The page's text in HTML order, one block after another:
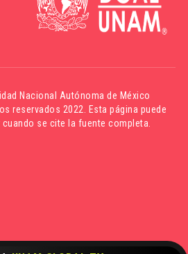
Nacional Autónoma de México
reservados 2022. Esta página puede
se cite la fuente completa.